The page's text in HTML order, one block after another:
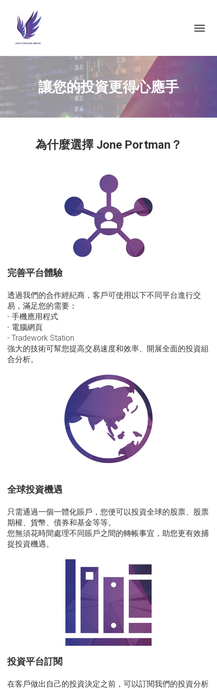
讓您的投資更得心應手
為什麼選擇 Jone Portman？
完善平台體驗
透過我們的合作經紀商，客戶可使用以下不同平台進行交
易，滿足您的需要：
- 手機應用程式
- 電腦網頁
- Tradework Station
強大的技術可幫您提高交易速度和效率、開展全面的投資組
合分析。
全球投資機遇
只需通過一個一體化賬戶，您便可以投資全球的股票、股票
期權、貨幣、債券和基金等等。
您無須花時間處理不同賬戶之間的轉帳事宜，助您更有效捕
捉投資機遇。
投資平台訂閱
在客戶做出自己的投資決定之前，可以訂閱我們的投資分析